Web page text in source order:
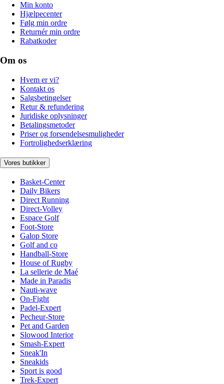
Min konto
Hjælpecenter
Følg min ordre
Returnér min ordre
Rabatkoder
Om os
Hvem er vi?
Kontakt os
Salgsbetingelser
Retur & refundering
Juridiske oplysninger
Betalingsmetoder
Priser og forsendelsesmuligheder
Fortrolighedserklæring
Vores butikker
Basket-Center
Daily Bikers
Direct Running
Direct-Volley
Espace Golf
Foot-Store
Galop Store
Golf and co
Handball-Store
House of Rugby
La sellerie de Maé
Made in Paradis
Nauti-wave
On-Fight
Padel-Expert
Pecheur-Store
Pet and Garden
Slowood Interior
Smash-Expert
Sneak'In
Sneakids
Sport is good
Trek-Expert